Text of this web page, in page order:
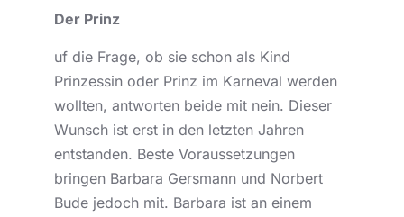
Der Prinz
uf die Frage, ob sie schon als Kind
Prinzessin oder Prinz im Karneval werden
wollten, antworten beide mit nein. Dieser
Wunsch ist erst in den letzten Jahren
entstanden. Beste Voraussetzungen
bringen Barbara Gersmann und Norbert
Bude jedoch mit. Barbara ist an einem